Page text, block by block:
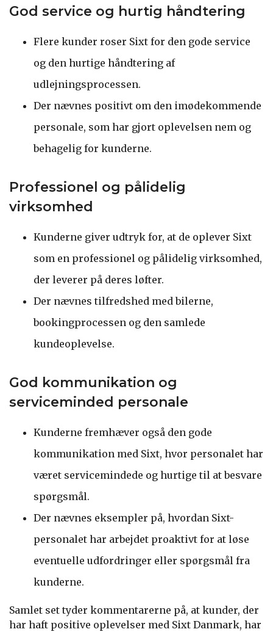
God service og hurtig håndtering
Flere kunder roser Sixt for den gode service
og den hurtige håndtering af
udlejningsprocessen.
Der nævnes positivt om den imødekommende
personale, som har gjort oplevelsen nem og
behagelig for kunderne.
Professionel og pålidelig
virksomhed
Kunderne giver udtryk for, at de oplever Sixt
som en professionel og pålidelig virksomhed,
der leverer på deres løfter.
Der nævnes tilfredshed med bilerne,
bookingprocessen og den samlede
kundeoplevelse.
God kommunikation og
serviceminded personale
Kunderne fremhæver også den gode
kommunikation med Sixt, hvor personalet har
været servicemindede og hurtige til at besvare
spørgsmål.
Der nævnes eksempler på, hvordan Sixt-
personalet har arbejdet proaktivt for at løse
eventuelle udfordringer eller spørgsmål fra
kunderne.
Samlet set tyder kommentarerne på, at kunder, der
har haft positive oplevelser med Sixt Danmark, har